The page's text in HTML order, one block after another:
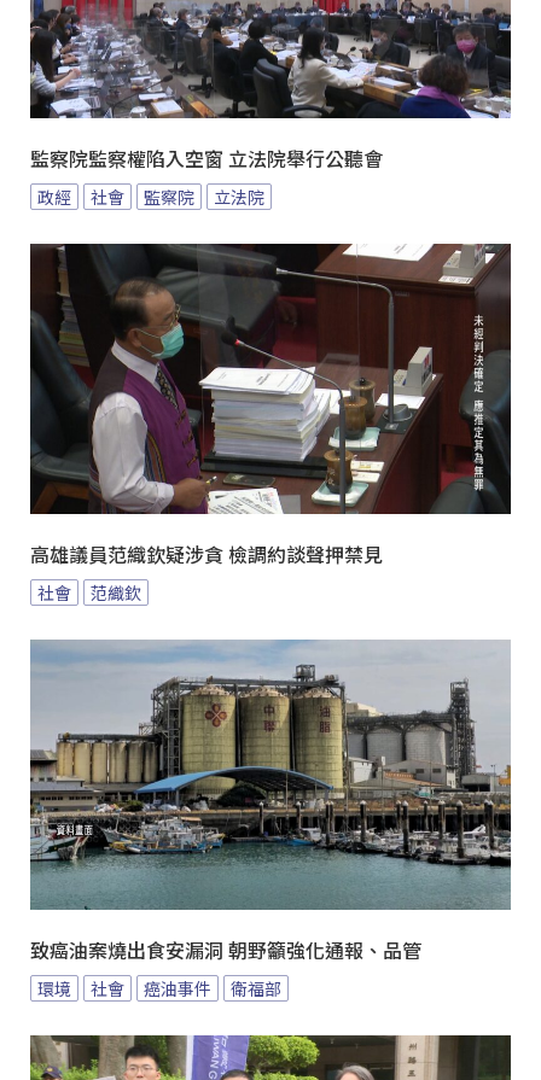
監察院監察權陷入空窗 立法院舉行公聽會
政經 社會 監察院 立法院
高雄議員范織欽疑涉貪 檢調約談聲押禁見
社會 范織欽
致癌油案燒出食安漏洞 朝野籲強化通報、品管
環境 社會 癌油事件 衛福部